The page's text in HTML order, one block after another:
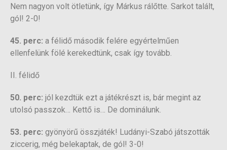
Nem nagyon volt ötletünk, így Márkus rálőtte. Sarkot talált,
gól! 2-0!
45. perc: a félidő második felére egyértelműen
ellenfelünk fölé kerekedtünk, csak így tovább.
II. félidő
50. perc: jól kezdtük ezt a játékrészt is, bár megint az
utolsó passzok… Kettő is… De dominálunk.
53. perc: gyönyörű összjáték! Ludányi-Szabó játszották
ziccerig, még belekaptak, de gól! 3-0!